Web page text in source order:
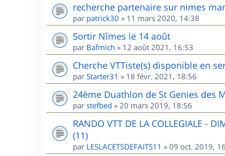
recherche partenaire sur nimes
par patrick30 » 11 mars 2020, 14:38
Sortir Nîmes le 14 août
par Bafmich » 12 août 2021, 16:53
Cherche VTTiste(s) disponible en
par Starter31 » 18 févr. 2021, 18:56
24ème Duathlon de St Genies des
par stefbed » 20 mars 2019, 18:56
RANDO VTT DE LA COLLEGIALE -
(11)
par LESLACETSDEFAITS11 » 09 oct. 2019,